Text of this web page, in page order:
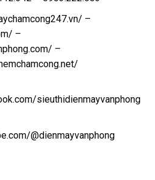
–
–
–
sieuthidienmayvanphong
@dienmayvanphong